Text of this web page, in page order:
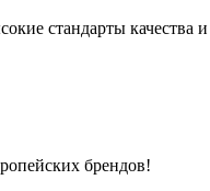
стандарты качества
брендов!